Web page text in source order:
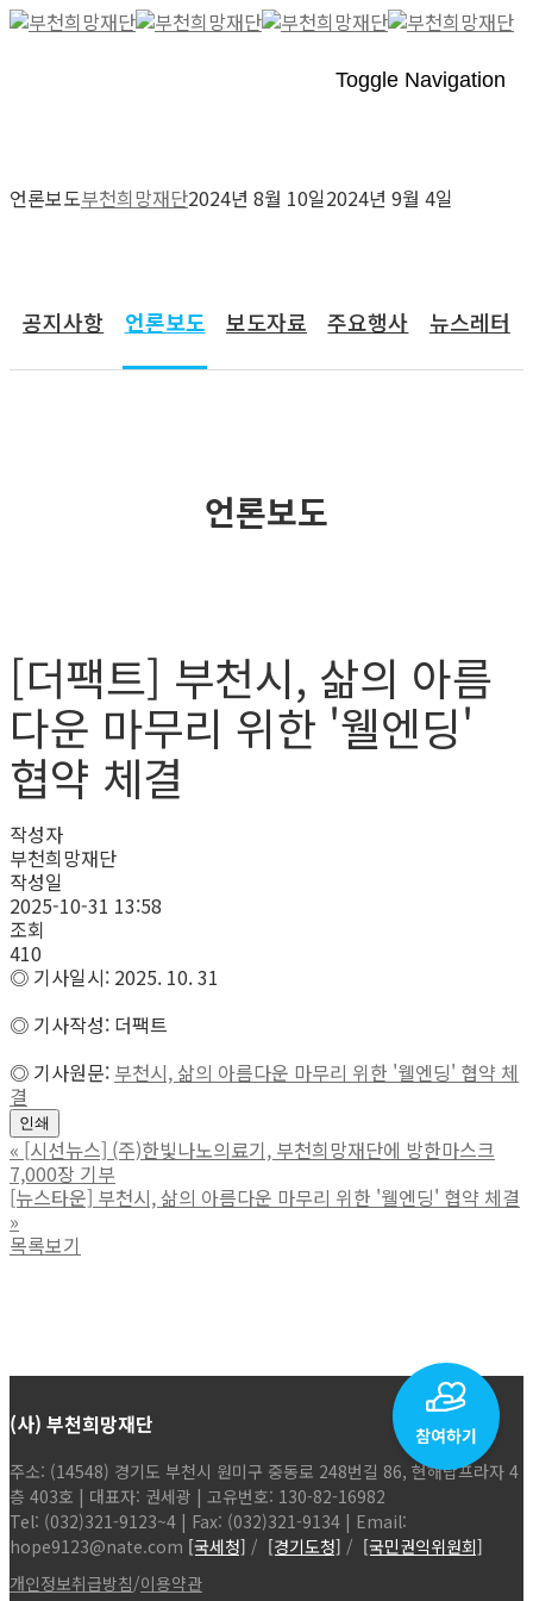
Toggle Navigation
언론보도부천희망재단2024년 8월 10일2024년 9월 4일
공지사항 언론보도 보도자료 주요행사 뉴스레터
언론보도
[더팩트] 부천시, 삶의 아름
다운 마무리 위한 '웰엔딩'
협약 체결
작성자
부천희망재단
작성일
2025-10-31 13:58
조회
410
◎ 기사일시: 2025. 10. 31
◎ 기사작성: 더팩트
◎ 기사원문: 부천시, 삶의 아름다운 마무리 위한 '웰엔딩' 협약 체
결
인쇄
« [시선뉴스] (주)한빛나노의료기, 부천희망재단에 방한마스크
7,000장 기부
[뉴스타운] 부천시, 삶의 아름다운 마무리 위한 '웰엔딩' 협약 체결
»
목록보기
(사) 부천희망재단
주소: (14548) 경기도 부천시 원미구 중동로 248번길 86, 현해탑프라자 4
층 403호 | 대표자: 권세광 | 고유번호: 130-82-16982
Tel: (032)321-9123~4 | Fax: (032)321-9134 | Email:
hope9123@nate.com [국세청] / [경기도청] / [국민권익위원회]
개인정보취급방침/이용약관